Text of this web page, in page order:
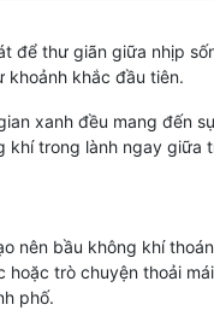
thư giãn giữa nhịp
khoảnh khắc đầu tiên.
xanh đều mang đến
trong lành ngay giữa
nên bầu không khí
trò chuyện thoải
phố.